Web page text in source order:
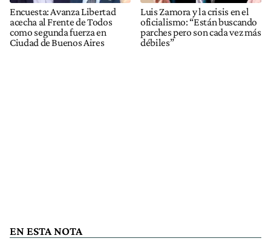
Encuesta: Avanza Libertad
acecha al Frente de Todos
como segunda fuerza en
Ciudad de Buenos Aires
Luis Zamora y la crisis en el
oficialismo: “Están buscando
parches pero son cada vez más
débiles”
EN ESTA NOTA